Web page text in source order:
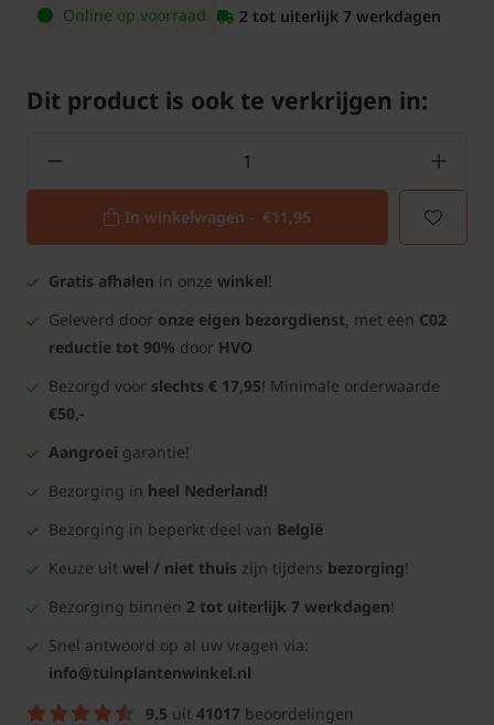
Online op voorraad
2 tot uiterlijk 7 werkdagen
Dit product is ook te verkrijgen in:
In winkelwagen - €11,95
Gratis afhalen in onze winkel!
Geleverd door onze eigen bezorgdienst, met een C02
reductie tot 90% door HVO
Bezorgd voor slechts € 17,95! Minimale orderwaarde
€50,-
Aangroei garantie!
Bezorging in heel Nederland!
Bezorging in beperkt deel van België
Keuze uit wel / niet thuis zijn tijdens bezorging!
Bezorging binnen 2 tot uiterlijk 7 werkdagen!
Snel antwoord op al uw vragen via:
info@tuinplantenwinkel.nl
9.5 uit 41017 beoordelingen